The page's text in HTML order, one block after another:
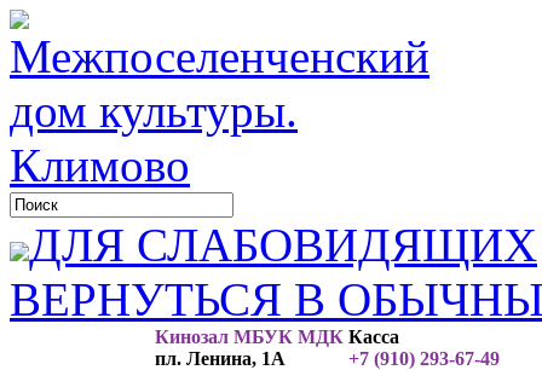
ДЛЯ СЛАБОВИДЯЩИХ
ВЕРНУТЬСЯ В
Кинозал МБУК МДК
пл. Ленина, 1А
Касса
+7 (910) 293-67-49